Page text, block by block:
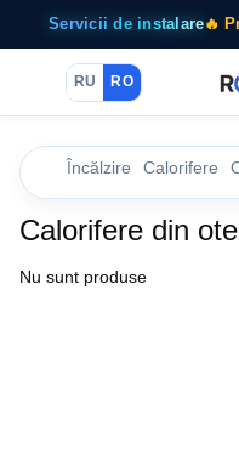
Servicii de instalare🔥
RU RO
Încălzire Calorifere
Calorifere din
Nu sunt produse